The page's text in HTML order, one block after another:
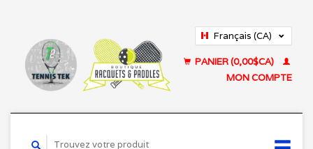
Français (CA)
PANIER (0,00$CA)
MON COMPTE